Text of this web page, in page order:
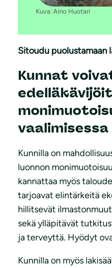
Kuva: Aino Huotari
Sitoudu puolustamaan
Kunnat
vaalimisessa
Kunnilla on
luonnon
kannattaa myös
tarjoavat elintärkeitä
hillitsevät
sekä ylläpitävät
ja terveyttä. Hyödyt
Kunnilla on myös